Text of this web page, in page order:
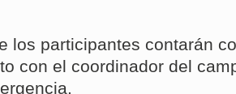
los participantes contarán
con el coordinador del